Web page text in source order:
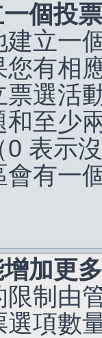
個投
立一
有相
選活
和至少
0 表示
有一
加更
制由
項數